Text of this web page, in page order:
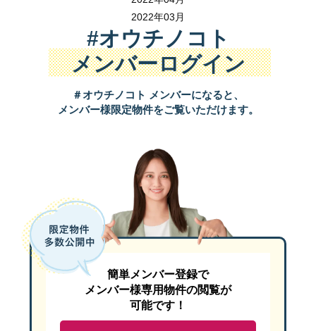
2022年03月
『 狭山市駅西口駐車場 』
（有料）がすぐ近くです。
『 狭山市駅西口駐車場 』 は上記ＭＡＰでは
「狭山市 産業労働センター」の北西側（左上側）のグレーの建物
セミナーのお申込み・お問い合わせは
☎ ０４－２９５８－５８５１
#オウチノコト
メンバーログイン
＃オウチノコト メンバーになると、
メンバー様限定物件をご覧いただけます。
簡単メンバー登録で
メンバー様専用物件の閲覧が
可能です！